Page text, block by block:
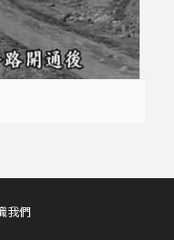
我們